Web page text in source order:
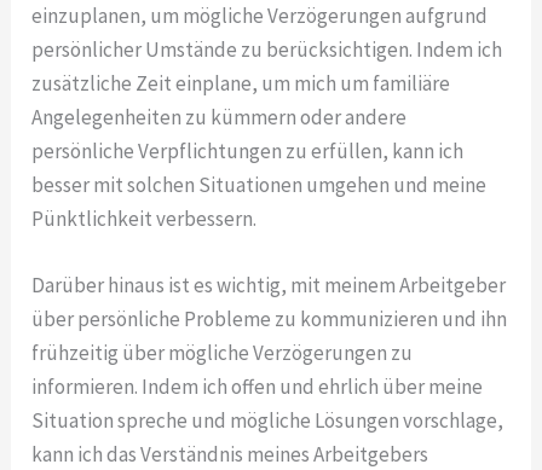
einzuplanen, um mögliche Verzögerungen aufgrund
persönlicher Umstände zu berücksichtigen. Indem ich
zusätzliche Zeit einplane, um mich um familiäre
Angelegenheiten zu kümmern oder andere
persönliche Verpflichtungen zu erfüllen, kann ich
besser mit solchen Situationen umgehen und meine
Pünktlichkeit verbessern.
Darüber hinaus ist es wichtig, mit meinem Arbeitgeber
über persönliche Probleme zu kommunizieren und ihn
frühzeitig über mögliche Verzögerungen zu
informieren. Indem ich offen und ehrlich über meine
Situation spreche und mögliche Lösungen vorschlage,
kann ich das Verständnis meines Arbeitgebers